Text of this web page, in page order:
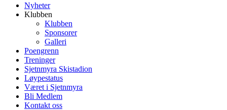
Nyheter
Klubben
Klubben
Sponsorer
Galleri
Poengrenn
Treninger
Sjetnmyra Skistadion
Løypestatus
Været i Sjetnmyra
Bli Medlem
Kontakt oss